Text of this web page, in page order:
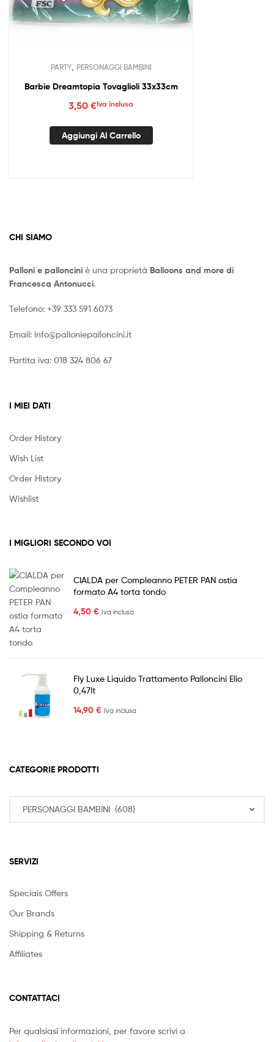
PARTY, PERSONAGGI BAMBINI
Barbie Dreamtopia Tovaglioli 33x33cm
3,50 €Iva inclusa
Aggiungi Al Carrello
CHI SIAMO
Palloni e palloncini è una proprietà Balloons and more di
Francesca Antonucci.
Telefono: +39 333 591 6073
Email: info@palloniepalloncini.it
Partita iva: 018 324 806 67
I MIEI DATI
Order History
Wish List
Order History
Wishlist
I MIGLIORI SECONDO VOI
CIALDA per Compleanno PETER PAN ostia
formato A4 torta tondo
4,50 € Iva inclusa
Fly Luxe Liquido Trattamento Palloncini Elio
0,47lt
14,90 € Iva inclusa
CATEGORIE PRODOTTI
SERVIZI
Speciais Offers
Our Brands
Shipping & Returns
Affiliates
CONTATTACI
Per qualsiasi informazioni, per favore scrivi a